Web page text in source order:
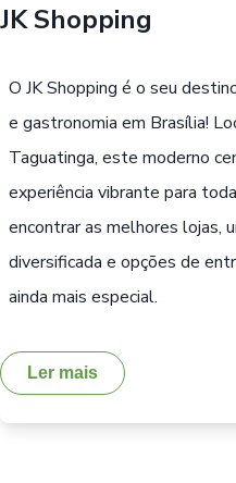
JK Shopping
O JK Shopping é o seu
e gastronomia em Brasília!
Taguatinga, este moderno
experiência vibrante para
encontrar as melhores lojas,
diversificada e opções de
ainda mais especial.
Ler mais